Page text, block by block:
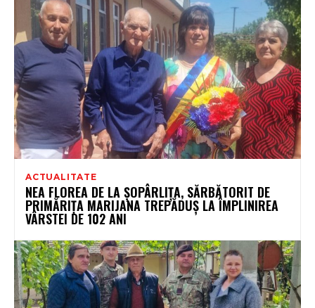
ACTUALITATE
NEA FLOREA DE LA ȘOPÂRLIȚA, SĂRBĂTORIT DE
PRIMĂRIȚA MARIJANA TREPĂDUȘ LA ÎMPLINIREA
VÂRSTEI DE 102 ANI